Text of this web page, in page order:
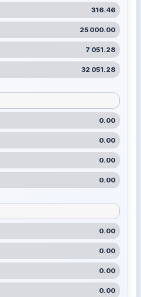
316.46
25 000.00
7 051.28
32 051.28
0.00
0.00
0.00
0.00
0.00
0.00
0.00
0.00